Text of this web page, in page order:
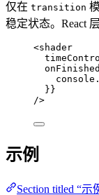
仅在 transition
稳定状态。React
<shader
onFinished
console .
} }
/>
示例
Section titled “示